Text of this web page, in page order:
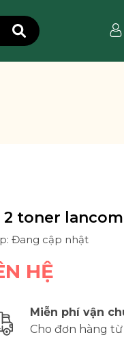
toner
Đang cập nhật
HỆ
Miễn phí vận
Cho đơn hàng